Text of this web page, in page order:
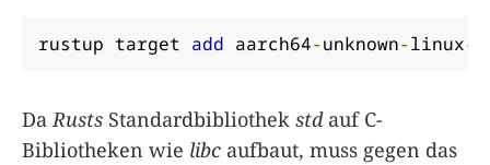
rustup target add aarch64-unknown-linux-
Da Rusts Standardbibliothek stdauf C-
Bibliotheken wie libc aufbaut, muss gegen das